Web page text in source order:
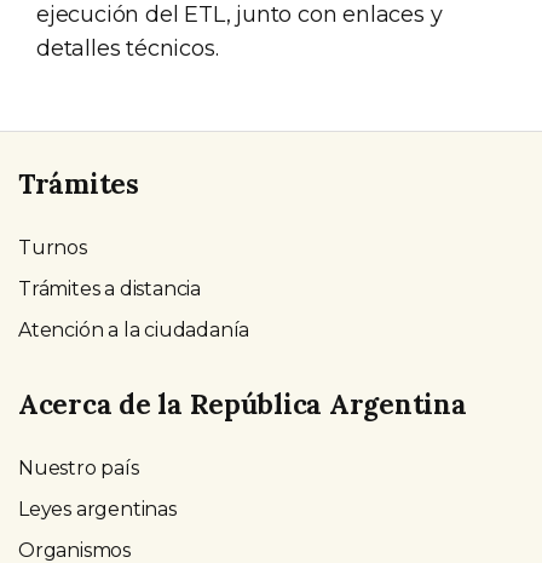
ejecución del ETL, junto con enlaces y
detalles técnicos.
Trámites
Turnos
Trámites a distancia
Atención a la ciudadanía
Acerca de la República Argentina
Nuestro país
Leyes argentinas
Organismos